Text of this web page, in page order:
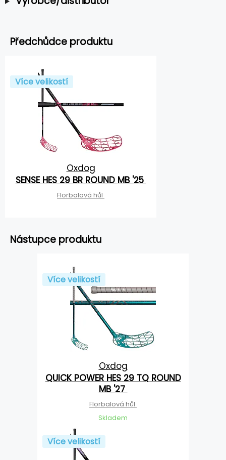
Předchůdce produktu
Více velikostí
Oxdog
SENSE HES 29 BR ROUND MB '25
Florbalová hůl
Nástupce produktu
Více velikostí
Oxdog
QUICK POWER HES 29 TQ ROUND
MB '27
Florbalová hůl
Skladem
Více velikostí